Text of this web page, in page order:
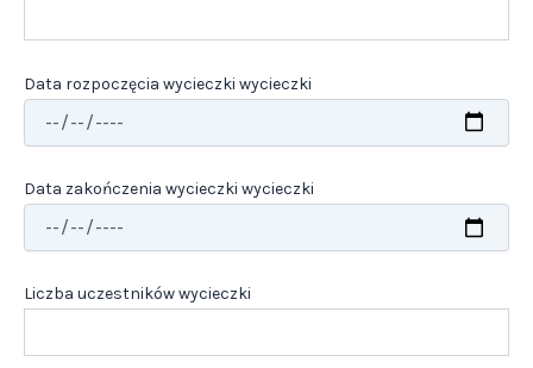
Data rozpoczęcia wycieczki wycieczki
Data zakończenia wycieczki wycieczki
Liczba uczestników wycieczki